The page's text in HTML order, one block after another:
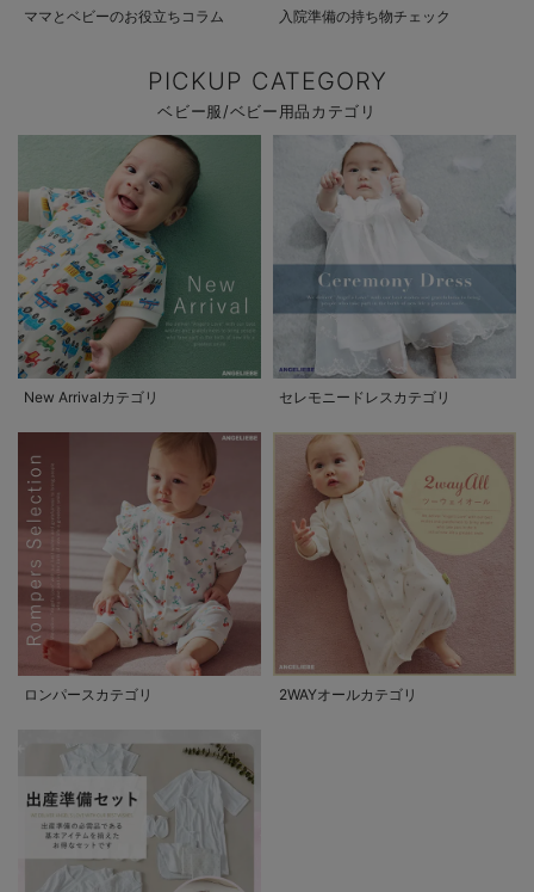
ママとベビーのお役立ちコラム 入院準備の持ち物チェック
PICKUP CATEGORY
ベビー服/ベビー用品カテゴリ
New Arrivalカテゴリ セレモニードレスカテゴリ
ロンパースカテゴリ 2WAYオールカテゴリ